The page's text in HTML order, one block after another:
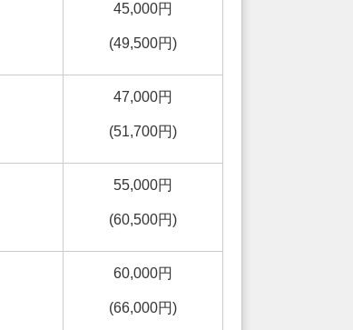
45,000円
(49,500円)
47,000円
(51,700円)
55,000円
(60,500円)
60,000円
(66,000円)